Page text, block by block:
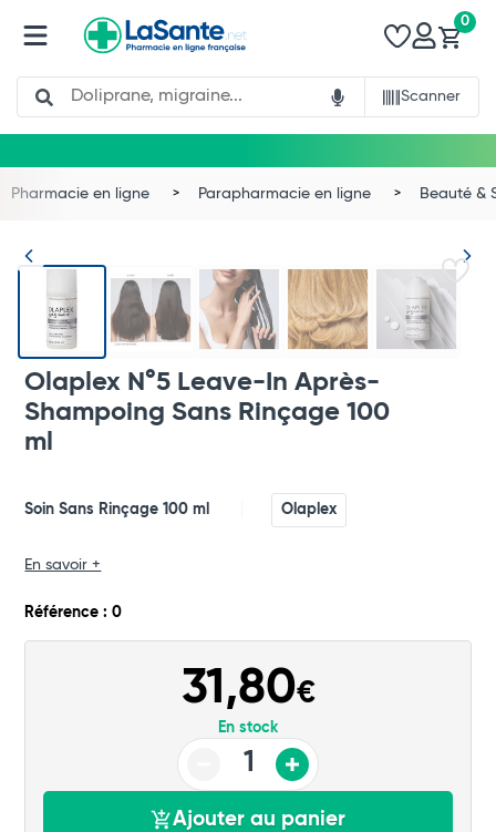
Search
Scanner
0
Commander
Pharmacie en ligne Parapharmacie en ligne Beauté &
Olaplex N°5 Leave-In Après-
Shampoing Sans Rinçage 100
ml
Soin Sans Rinçage 100 ml Olaplex
En savoir +
Référence : 0
31,80€
En stock
Ajouter au panier